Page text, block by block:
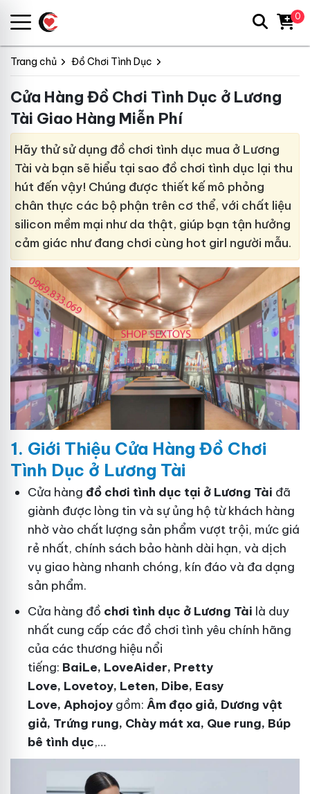
Trang chủ Đồ Chơi Tình Dục
Cửa Hàng Đồ Chơi Tình Dục ở Lương
Tài Giao Hàng Miễn Phí
Hãy thử sử dụng đồ chơi tình dục mua ở Lương
Tài và bạn sẽ hiểu tại sao đồ chơi tình dục lại thu
hút đến vậy! Chúng được thiết kế mô phỏng
chân thực các bộ phận trên cơ thể, với chất liệu
silicon mềm mại như da thật, giúp bạn tận hưởng
cảm giác như đang chơi cùng hot girl người mẫu.
1. Giới Thiệu Cửa Hàng Đồ Chơi
Tình Dục ở Lương Tài
Cửa hàng đồ chơi tình dục tại ở Lương Tài đã
giành được lòng tin và sự ủng hộ từ khách hàng
nhờ vào chất lượng sản phẩm vượt trội, mức giá
rẻ nhất, chính sách bảo hành dài hạn, và dịch
vụ giao hàng nhanh chóng, kín đáo và đa dạng
sản phẩm.
Cửa hàng đồ chơi tình dục ở Lương Tài là duy
nhất cung cấp các đồ chơi tình yêu chính hãng
của các thương hiệu nổi
tiếng: BaiLe, LoveAider, Pretty
Love, Lovetoy, Leten, Dibe, Easy
Love, Aphojoy gồm: Âm đạo giả, Dương vật
giả, Trứng rung, Chày mát xa, Que rung, Búp
bê tình dục,…
0